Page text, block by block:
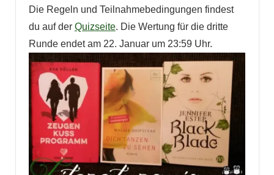
Die Regeln und Teilnahmebedingungen findest
du auf der Quizseite. Die Wertung für die dritte
Runde endet am 22. Januar um 23:59 Uhr.